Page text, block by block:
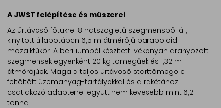
A JWST felépítése és műszerei
Az űrtávcső főtükre 18 hatszögletű szegmensből áll,
kinyitott állapotában 6,5 m átmérőjű paraboloid
mozaiktükör. A berilliumból készített, vékonyan aranyozott
szegmensek egyenként 20 kg tömegűek és 1,32 m
átmérőjűek. Maga a teljes űrtávcső starttömege a
feltöltött üzemanyag-tartályokkal és a rakétához
csatlakozó adapterrel együtt nem kevesebb mint 6,2
tonna.